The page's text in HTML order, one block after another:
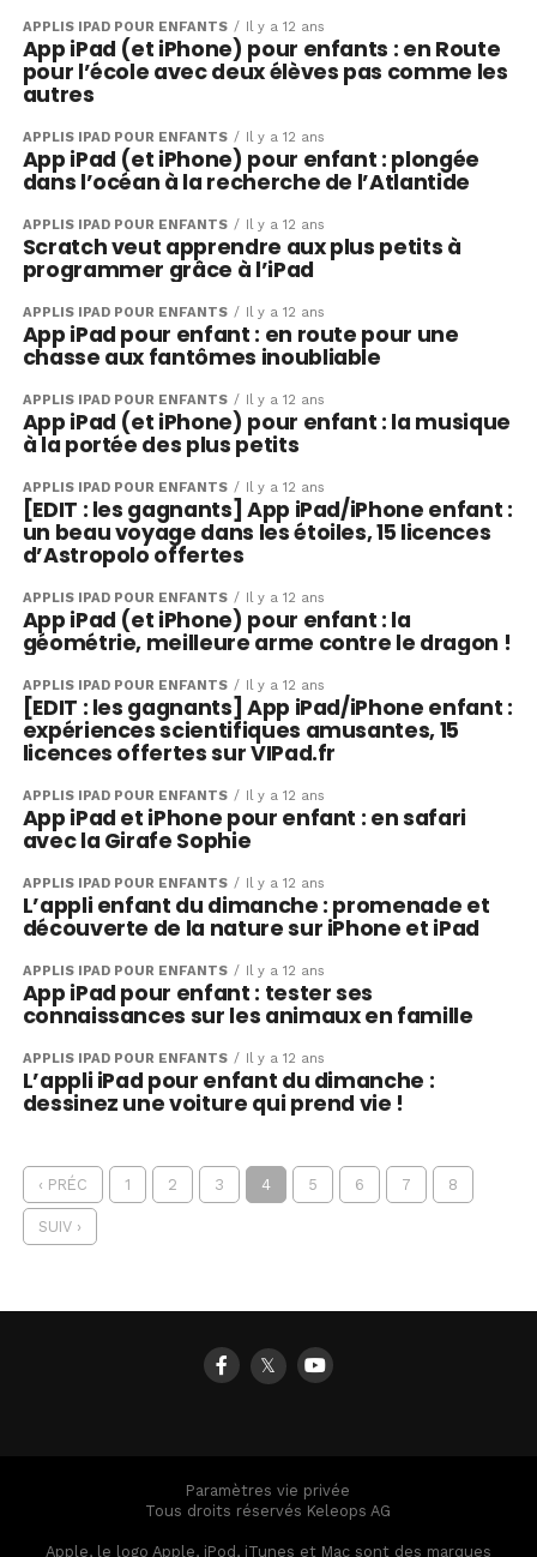
APPLIS IPAD POUR ENFANTS Il y a 12 ans
App iPad (et iPhone) pour enfants : en Route
pour l’école avec deux élèves pas comme les
autres
APPLIS IPAD POUR ENFANTS Il y a 12 ans
App iPad (et iPhone) pour enfant : plongée
dans l’océan à la recherche de l’Atlantide
APPLIS IPAD POUR ENFANTS Il y a 12 ans
Scratch veut apprendre aux plus petits à
programmer grâce à l’iPad
APPLIS IPAD POUR ENFANTS Il y a 12 ans
App iPad pour enfant : en route pour une
chasse aux fantômes inoubliable
APPLIS IPAD POUR ENFANTS Il y a 12 ans
App iPad (et iPhone) pour enfant : la musique
à la portée des plus petits
APPLIS IPAD POUR ENFANTS Il y a 12 ans
[EDIT : les gagnants] App iPad/iPhone enfant :
un beau voyage dans les étoiles, 15 licences
d’Astropolo offertes
APPLIS IPAD POUR ENFANTS Il y a 12 ans
App iPad (et iPhone) pour enfant : la
géométrie, meilleure arme contre le dragon !
APPLIS IPAD POUR ENFANTS Il y a 12 ans
[EDIT : les gagnants] App iPad/iPhone enfant :
expériences scientifiques amusantes, 15
licences offertes sur VIPad.fr
APPLIS IPAD POUR ENFANTS Il y a 12 ans
App iPad et iPhone pour enfant : en safari
avec la Girafe Sophie
APPLIS IPAD POUR ENFANTS Il y a 12 ans
L’appli enfant du dimanche : promenade et
découverte de la nature sur iPhone et iPad
APPLIS IPAD POUR ENFANTS Il y a 12 ans
App iPad pour enfant : tester ses
connaissances sur les animaux en famille
APPLIS IPAD POUR ENFANTS Il y a 12 ans
L’appli iPad pour enfant du dimanche :
dessinez une voiture qui prend vie !
‹ PRÉC 1 2 3 4 5 6 7 8
SUIV ›
𝕏
Paramètres vie privée
Tous droits réservés Keleops AG
Apple, le logo Apple, iPod, iTunes et Mac sont des marques